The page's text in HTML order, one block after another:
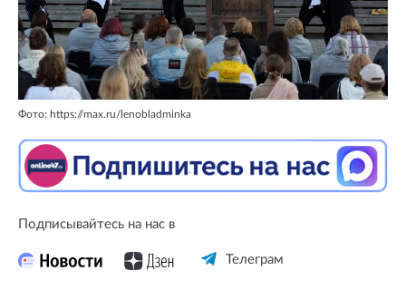
Фото: https://max.ru/lenobladminka
Подписывайтесь на нас в
Телеграм